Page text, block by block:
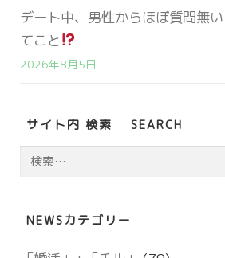
デート中、男性からほぼ質問無
てこと
2026年8月5日
サイト内 検索 SEARCH
検
NEWSカテゴリー